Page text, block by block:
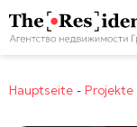
Hauptseite - Projekte